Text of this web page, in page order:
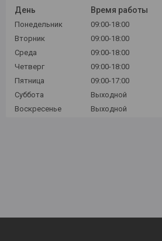
День
Время работы
Понедельник
09:00-18:00
Вторник
09:00-18:00
Среда
09:00-18:00
Четверг
09:00-18:00
Пятница
09:00-17:00
Суббота
Выходной
Воскресенье
Выходной